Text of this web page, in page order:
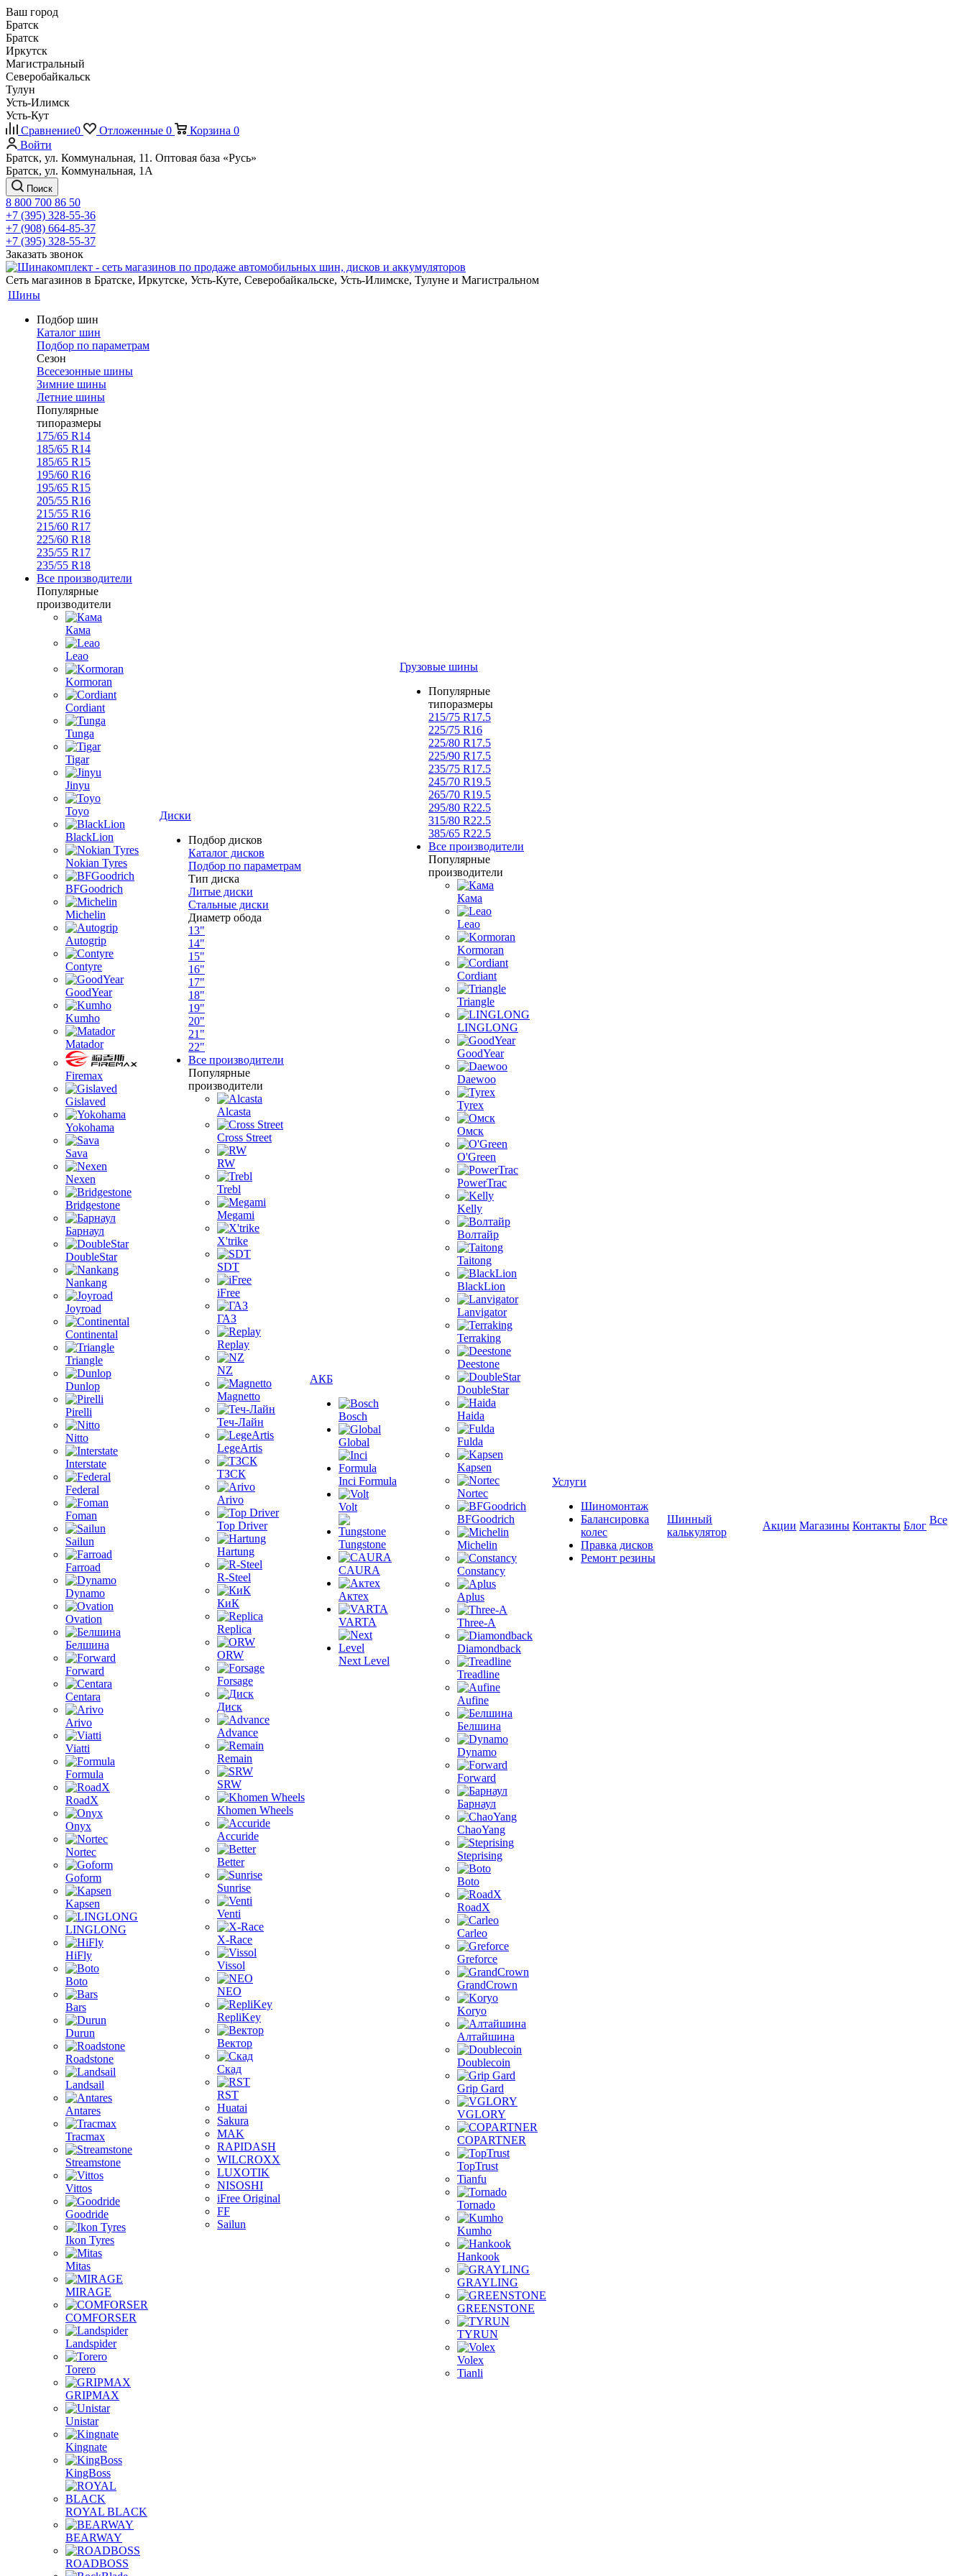
Ваш город
Братск
Братск
Иркутск
Магистральный
Северобайкальск
Тулун
Усть-Илимск
Усть-Кут
Сравнение0 Отложенные 0 Корзина 0
Войти
Братск, ул. Коммунальная, 11. Оптовая база «Русь»
Братск, ул. Коммунальная, 1А
Поиск
8 800 700 86 50
+7 (395) 328-55-36
+7 (908) 664-85-37
+7 (395) 328-55-37
Заказать звонок
Сеть магазинов в Братске, Иркутске, Усть-Куте, Северобайкальске, Усть-Илимске, Тулуне и Магистральном
Шины
Подбор шин
Каталог шин
Подбор по параметрам
Сезон
Всесезонные шины
Зимние шины
Летние шины
Популярные
типоразмеры
175/65 R14
185/65 R14
185/65 R15
195/60 R16
195/65 R15
205/55 R16
215/55 R16
215/60 R17
225/60 R18
235/55 R17
235/55 R18
Все производители
Популярные
производители
Кама
Leao
Kormoran
Cordiant
Tunga
Tigar
Jinyu
Toyo
BlackLion
Nokian Tyres
BFGoodrich
Michelin
Autogrip
Contyre
GoodYear
Kumho
Matador
Firemax
Gislaved
Yokohama
Sava
Nexen
Bridgestone
Барнаул
DoubleStar
Nankang
Joyroad
Continental
Triangle
Dunlop
Pirelli
Nitto
Interstate
Federal
Foman
Sailun
Farroad
Dynamo
Ovation
Белшина
Forward
Centara
Arivo
Viatti
Formula
RoadX
Onyx
Nortec
Goform
Kapsen
LINGLONG
HiFly
Boto
Bars
Durun
Roadstone
Landsail
Antares
Tracmax
Streamstone
Vittos
Goodride
Ikon Tyres
Mitas
MIRAGE
COMFORSER
Landspider
Torero
GRIPMAX
Unistar
Kingnate
KingBoss
ROYAL BLACK
BEARWAY
ROADBOSS
Диски
Подбор дисков
Каталог дисков
Подбор по параметрам
Тип диска
Литые диски
Стальные диски
Диаметр обода
13"
14"
15"
16"
17"
18"
19"
20"
21"
22"
Все производители
Популярные
производители
Alcasta
Cross Street
RW
Trebl
Megami
X'trike
SDT
iFree
ГАЗ
Replay
NZ
Magnetto
Теч-Лайн
LegeArtis
ТЗСК
Arivo
Top Driver
Hartung
R-Steel
КиК
Replica
ORW
Forsage
Диск
Advance
Remain
SRW
Khomen Wheels
Accuride
Better
Sunrise
Venti
X-Race
Vissol
NEO
RepliKey
Вектор
Скад
RST
Huatai
Sakura
MAK
RAPIDASH
WILCROXX
LUXOTIK
NISOSHI
iFree Original
FF
Sailun
АКБ
Bosch
Global
Inci Formula
Volt
Tungstone
CAURA
Актех
VARTA
Next Level
Грузовые шины
Популярные
типоразмеры
215/75 R17.5
225/75 R16
225/80 R17.5
225/90 R17.5
235/75 R17.5
245/70 R19.5
265/70 R19.5
295/80 R22.5
315/80 R22.5
385/65 R22.5
Все производители
Популярные
производители
Кама
Leao
Kormoran
Cordiant
Triangle
LINGLONG
GoodYear
Daewoo
Tyrex
Омск
O'Green
PowerTrac
Kelly
Волтайр
Taitong
BlackLion
Lanvigator
Terraking
Deestone
DoubleStar
Haida
Fulda
Kapsen
Nortec
BFGoodrich
Michelin
Constancy
Aplus
Three-A
Diamondback
Treadline
Aufine
Белшина
Dynamo
Forward
Барнаул
ChaoYang
Steprising
Boto
RoadX
Carleo
Greforce
GrandCrown
Koryo
Алтайшина
Doublecoin
Grip Gard
VGLORY
COPARTNER
TopTrust
Tianfu
Tornado
Kumho
Hankook
GRAYLING
GREENSTONE
TYRUN
Volex
Tianli
Услуги
Шиномонтаж
Балансировка
колес
Правка дисков
Ремонт резины
Шинный
калькулятор
Акции Магазины Контакты Блог Все